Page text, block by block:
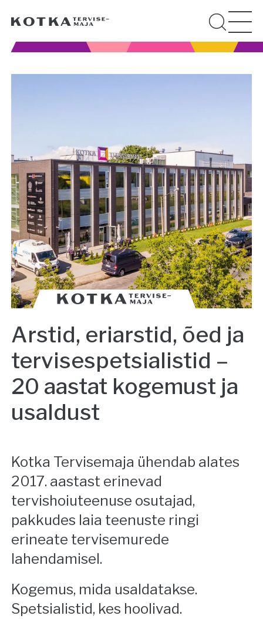
Arstid, eriarstid, õed ja
tervisespetsialistid –
20 aastat kogemust ja
usaldust
Kotka Tervisemaja ühendab alates
2017. aastast erinevad
tervishoiuteenuse osutajad,
pakkudes laia teenuste ringi
erineate tervisemurede
lahendamisel.
Kogemus, mida usaldatakse.
Spetsialistid, kes hoolivad.